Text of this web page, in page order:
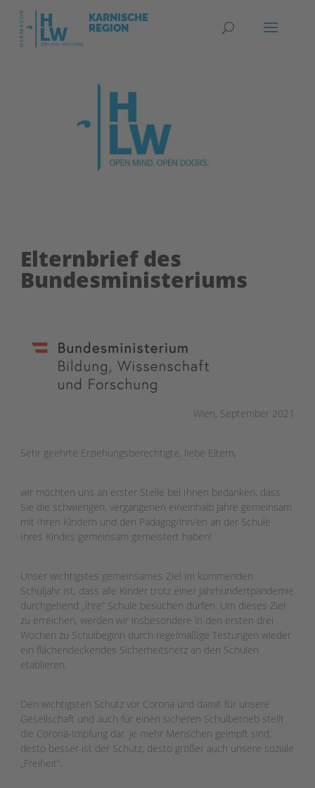
Elternbrief des
Bundesministeriums
Wien, September 2021
Sehr geehrte Erziehungsberechtigte, liebe Eltern,
wir möchten uns an erster Stelle bei Ihnen bedanken, dass
Sie die schwierigen, vergangenen eineinhalb Jahre gemeinsam
mit Ihren Kindern und den Pädagog/inn/en an der Schule
Ihres Kindes gemeinsam gemeistert haben!
Unser wichtigstes gemeinsames Ziel im kommenden
Schuljahr ist, dass alle Kinder trotz einer Jahrhundertpandemie
durchgehend „ihre“ Schule besuchen dürfen. Um dieses Ziel
zu erreichen, werden wir insbesondere in den ersten drei
Wochen zu Schulbeginn durch regelmäßige Testungen wieder
ein flächendeckendes Sicherheitsnetz an den Schulen
etablieren.
Den wichtigsten Schutz vor Corona und damit für unsere
Gesellschaft und auch für einen sicheren Schulbetrieb stellt
die Corona-Impfung dar. Je mehr Menschen geimpft sind,
desto besser ist der Schutz, desto größer auch unsere soziale
„Freiheit“.